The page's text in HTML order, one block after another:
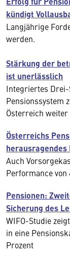
kündigt
Langjährige
werden.
Stärkung der
ist unerlässlich
Integriertes
Pensionssystem
Österreich weiter
Österreichs
Auch
Performance von
Pensionen:
Sicherung des
WIFO-Studie
in eine
Prozent